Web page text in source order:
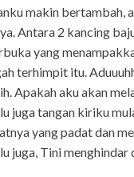
makin bertambah,
Antara 2 kancing
yang
terhimpit itu.
Apakah aku akan
juga tangan kiriku
yang padat dan
juga, Tini menghindar